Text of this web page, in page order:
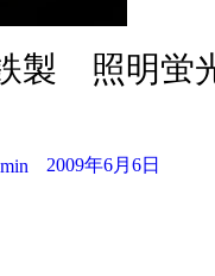
製 照明蛍
2009年6月6日